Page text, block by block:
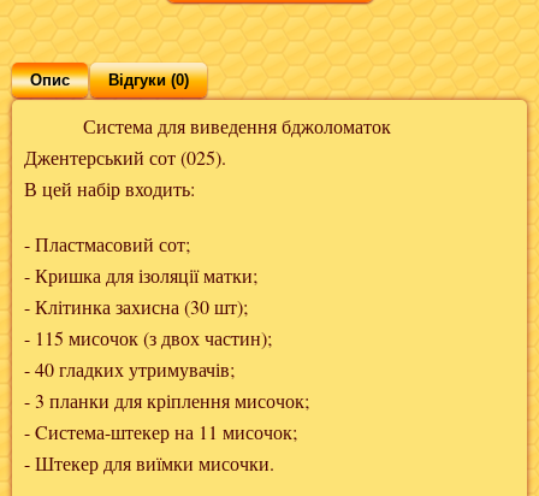
Опис Відгуки (0)
Система для виведення бджоломаток
Джентерський сот (025).
В цей набір входить:
- Пластмасовий сот;
- Кришка для ізоляції матки;
- Клітинка захисна (30 шт);
- 115 мисочок (з двох частин);
- 40 гладких утримувачів;
- 3 планки для кріплення мисочок;
- Cистема-штекер на 11 мисочок;
- Штекер для виїмки мисочки.